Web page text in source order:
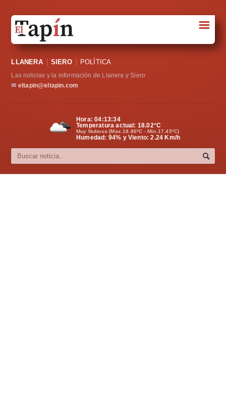
Sociedad
Política
Cultura
☰
LLANERA SIERO POLÍTICA
Las noticias y la información de Llanera y Siero
✉ eltapin@eltapin.com
Hora:04:13:35
Temperatura actual: 18.02°C
Muy Nuboso (Max.18.86ºC - Min.17.45ºC)
Humedad: 94% y Viento: 2.24 Km/h